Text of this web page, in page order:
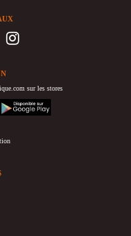
sur les stores
googleplay